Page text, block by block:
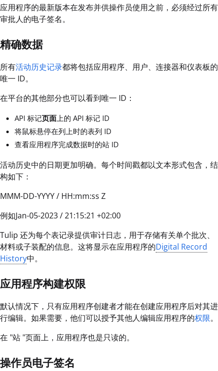
应用程序的最新版本在发布并供操作员使用之前，必须经过所有
审批人的电子签名。
精确数据
所有活动历史记录都将包括应用程序、用户、连接器和仪表板的
唯一 ID。
在平台的其他部分也可以看到唯一 ID：
API 标记页面上的 API 标记 ID
将鼠标悬停在列上时的表列 ID
查看应用程序完成数据时的站 ID
活动历史中的日期更加明确。每个时间戳都以文本形式包含，结
构如下：
MMM-DD-YYYY / HH:mm:ss Z
例如Jan-05-2023 / 21:15:21 +02:00
Tulip 还为每个表记录提供审计日志，用于存储有关单个批次、
材料或子装配的信息。这将显示在应用程序的Digital Record
History中。
应用程序构建权限
默认情况下，只有应用程序创建者才能在创建应用程序后对其进
行编辑。如果需要，他们可以授予其他人编辑应用程序的权限。
在 "站 "页面上，应用程序也是只读的。
操作员电子签名